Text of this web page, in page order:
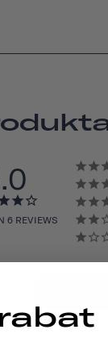
6 REVIEWS